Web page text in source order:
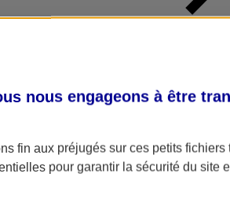
nous engageons à être
fin aux préjugés sur ces petits
pour garantir la sécurité du site